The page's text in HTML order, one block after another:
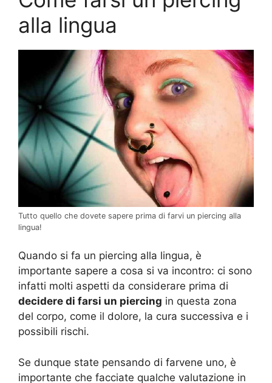
alla lingua
Tutto quello che dovete sapere prima di farvi un piercing alla
lingua!
Quando si fa un piercing alla lingua, è
importante sapere a cosa si va incontro: ci sono
infatti molti aspetti da considerare prima di
decidere di farsi un piercing in questa zona
del corpo, come il dolore, la cura successiva e i
possibili rischi.
Se dunque state pensando di farvene uno, è
importante che facciate qualche valutazione in